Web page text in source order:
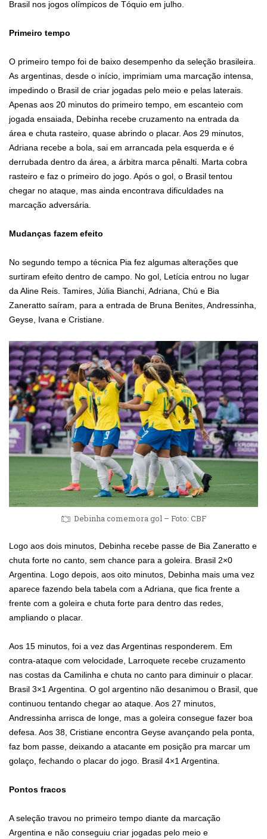
Brasil nos jogos olímpicos de Tóquio em julho.
Primeiro tempo
O primeiro tempo foi de baixo desempenho da seleção brasileira.
As argentinas, desde o início, imprimiam uma marcação intensa,
impedindo o Brasil de criar jogadas pelo meio e pelas laterais.
Apenas aos 20 minutos do primeiro tempo, em escanteio com
jogada ensaiada, Debinha recebe cruzamento na entrada da
área e chuta rasteiro, quase abrindo o placar. Aos 29 minutos,
Adriana recebe a bola, sai em arrancada pela esquerda e é
derrubada dentro da área, a árbitra marca pênalti. Marta cobra
rasteiro e faz o primeiro do jogo. Após o gol, o Brasil tentou
chegar no ataque, mas ainda encontrava dificuldades na
marcação adversária.
Mudanças fazem efeito
No segundo tempo a técnica Pia fez algumas alterações que
surtiram efeito dentro de campo. No gol, Letícia entrou no lugar
da Aline Reis. Tamires, Júlia Bianchi, Adriana, Chú e Bia
Zaneratto saíram, para a entrada de Bruna Benites, Andressinha,
Geyse, Ivana e Cristiane.
Debinha comemora gol – Foto: CBF
Logo aos dois minutos, Debinha recebe passe de Bia Zaneratto e
chuta forte no canto, sem chance para a goleira. Brasil 2×0
Argentina. Logo depois, aos oito minutos, Debinha mais uma vez
aparece fazendo bela tabela com a Adriana, que fica frente a
frente com a goleira e chuta forte para dentro das redes,
ampliando o placar.
Aos 15 minutos, foi a vez das Argentinas responderem. Em
contra-ataque com velocidade, Larroquete recebe cruzamento
nas costas da Camilinha e chuta no canto para diminuir o placar.
Brasil 3×1 Argentina. O gol argentino não desanimou o Brasil, que
continuou tentando chegar ao ataque. Aos 27 minutos,
Andressinha arrisca de longe, mas a goleira consegue fazer boa
defesa. Aos 38, Cristiane encontra Geyse avançando pela ponta,
faz bom passe, deixando a atacante em posição pra marcar um
golaço, fechando o placar do jogo. Brasil 4×1 Argentina.
Pontos fracos
A seleção travou no primeiro tempo diante da marcação
Argentina e não conseguiu criar jogadas pelo meio e